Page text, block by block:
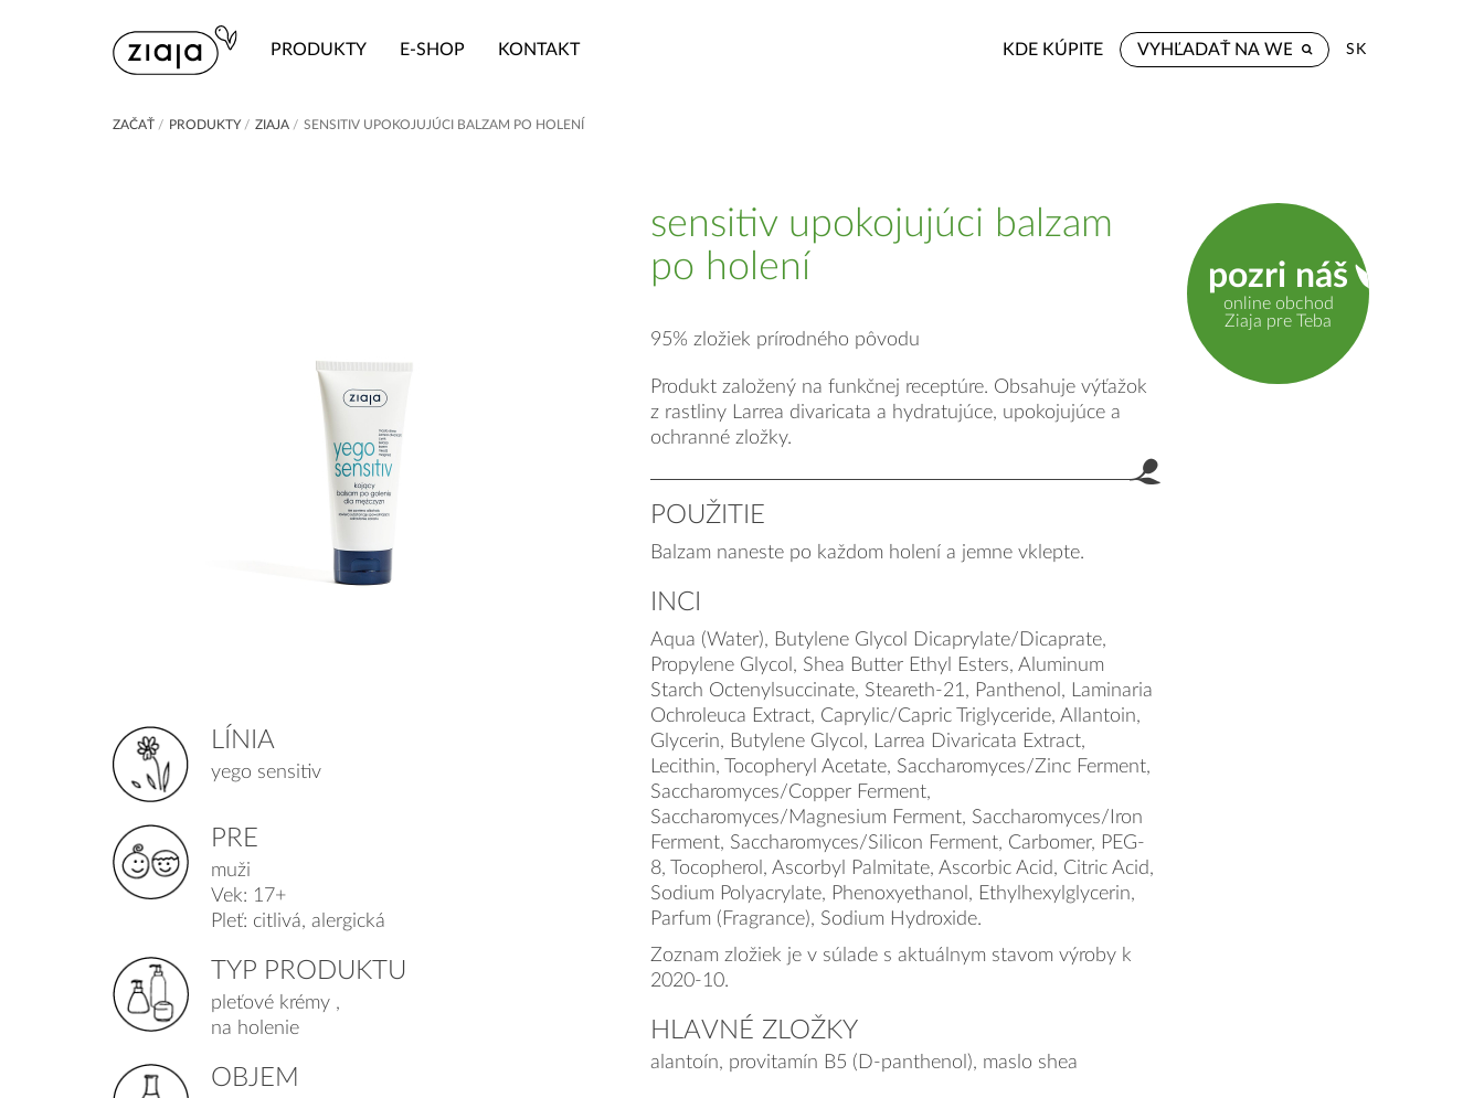
PRODUKTY E-SHOP KONTAKT KDE KÚPITE SK
ZAČAŤ / PRODUKTY / ZIAJA / SENSITIV UPOKOJUJÚCI BALZAM PO HOLENÍ
LÍNIA
yego sensitiv
PRE
muži
Vek: 17+
Pleť: citlivá, alergická
TYP PRODUKTU
pleťové krémy ,
na holenie
OBJEM
sensitiv upokojujúci balzam
po holení
95% zložiek prírodného pôvodu
Produkt založený na funkčnej receptúre. Obsahuje výťažok
z rastliny Larrea divaricata a hydratujúce, upokojujúce a
ochranné zložky.
POUŽITIE
Balzam naneste po každom holení a jemne vklepte.
INCI
Aqua (Water), Butylene Glycol Dicaprylate/Dicaprate,
Propylene Glycol, Shea Butter Ethyl Esters, Aluminum
Starch Octenylsuccinate, Steareth-21, Panthenol, Laminaria
Ochroleuca Extract, Caprylic/Capric Triglyceride, Allantoin,
Glycerin, Butylene Glycol, Larrea Divaricata Extract,
Lecithin, Tocopheryl Acetate, Saccharomyces/Zinc Ferment,
Saccharomyces/Copper Ferment,
Saccharomyces/Magnesium Ferment, Saccharomyces/Iron
Ferment, Saccharomyces/Silicon Ferment, Carbomer, PEG-
8, Tocopherol, Ascorbyl Palmitate, Ascorbic Acid, Citric Acid,
Sodium Polyacrylate, Phenoxyethanol, Ethylhexylglycerin,
Parfum (Fragrance), Sodium Hydroxide.
Zoznam zložiek je v súlade s aktuálnym stavom výroby k
2020-10.
HLAVNÉ ZLOŽKY
alantoín, provitamín B5 (D-panthenol), maslo shea
pozri náš
online obchod
Ziaja pre Teba